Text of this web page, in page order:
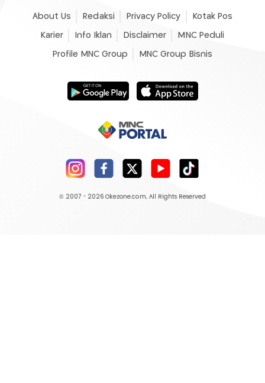
About Us Redaksi Privacy Policy Kotak Pos
Karier Info Iklan Disclaimer MNC Peduli
Profile MNC Group MNC Group Bisnis
© 2007 - 2026 Okezone.com, All Rights Reserved